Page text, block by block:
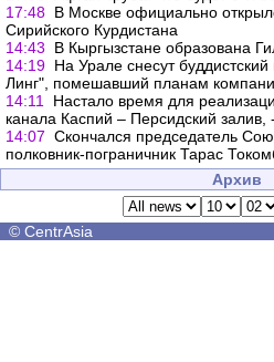
17:48 В Москве официально
Сирийского Курдистана
14:43
В Кыргызстане образована
14:19 На Урале снесут
Линг", помешавший планам
14:11
Настало время для
канала Каспий – Персидский залив,
14:07 Скончался председатель
полковник-пограничник Тарас
Архив
© CentrAsia